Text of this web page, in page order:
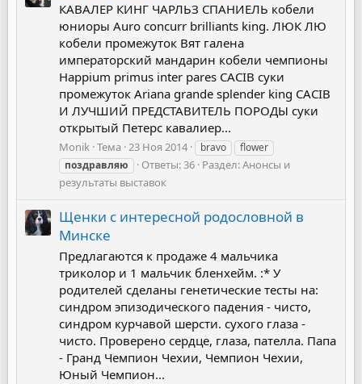
КАВАЛЕР КИНГ ЧАРЛЬЗ СПАНИЕЛЬ кобели
юниоры Auro concurr brilliants king. ЛЮК ЛЮ
кобели промежуток Вят галена
императорский мандарин кобели чемпионы
Happium primus inter pares CACIB суки
промежуток Ariana grande splender king CACIB
И ЛУЧШИЙ ПРЕДСТАВИТЕЛЬ ПОРОДЫ суки
открытый Петерс кавалиер...
Monik Тема 23 Ноя 2014 bravo
flower
поздравляю
Ответы: 36 Раздел:Анонсы и
результаты выставок
Щенки с интересной родословной в
Минске
Предлагаются к продаже 4 мальчика
триколор и 1 мальчик бленхейм. :* У
родителей сделаны генетические тесты на:
синдром эпизодического падения - чисто,
синдром курчавой шерсти. сухого глаза -
чисто. Проверено сердце, глаза, пателла. Папа
- Гранд Чемпион Чехии, Чемпион Чехии,
Юный Чемпион...